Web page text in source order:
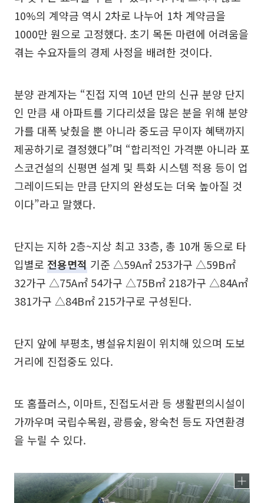
10%의 계약금 역시 2차로 나누어 1차 계약금을
1000만 원으로 고정했다. 초기 목돈 마련에 어려움을
겪는 수요자들의 경제 사정을 배려한 것이다.
분양 관계자는 “진접 지역 10년 만의 신규 분양 단지
인 만큼 새 아파트를 기다리셨을 많은 분을 위해 분양
가를 대폭 낮췄을 뿐 아니라 중도금 무이자 혜택까지
제공하기로 결정했다”며 “합리적인 가격뿐 아니라 포
스코건설의 신평면 설계 및 특화 시스템 적용 등이 업
그레이드되는 만큼 단지의 완성도는 더욱 높아질 것
이다”라고 말했다.
단지는 지하 2층~지상 최고 33층, 총 10개 동으로 타
입별로 전용면적 기준 △59A㎡ 253가구 △59B㎡
32가구 △75A㎡ 54가구 △75B㎡ 218가구 △84A㎡
381가구 △84B㎡ 215가구로 구성된다.
단지 앞에 부평초, 병설유치원이 위치해 있으며 도보
거리에 진접중도 있다.
또 홈플러스, 이마트, 진접도서관 등 생활편의시설이
가까우며 국립수목원, 광릉숲, 왕숙천 등도 자연환경
을 누릴 수 있다.